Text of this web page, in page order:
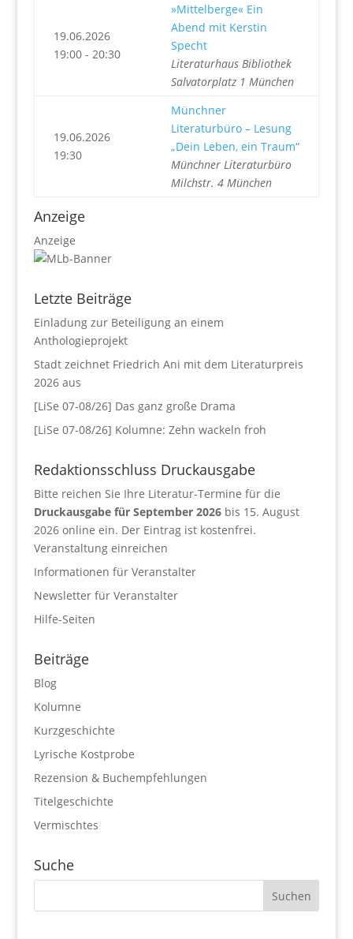
19.06.2026
19:00 - 20:30
»Mittelberge« Ein
Abend mit Kerstin
Specht
Literaturhaus Bibliothek
Salvatorplatz 1 München
19.06.2026
19:30
Münchner
Literaturbüro – Lesung
„Dein Leben, ein Traum“
Münchner Literaturbüro
Milchstr. 4 München
Anzeige
Anzeige
Letzte Beiträge
Einladung zur Beteiligung an einem
Anthologieprojekt
Stadt zeichnet Friedrich Ani mit dem Literaturpreis
2026 aus
[LiSe 07-08/26] Das ganz große Drama
[LiSe 07-08/26] Kolumne: Zehn wackeln froh
Redaktionsschluss Druckausgabe
Bitte reichen Sie Ihre Literatur-Termine für die
Druckausgabe für September 2026bis 15. August
2026 online ein. Der Eintrag ist kostenfrei.
Veranstaltung einreichen
Informationen für Veranstalter
Newsletter für Veranstalter
Hilfe-Seiten
Beiträge
Blog
Kolumne
Kurzgeschichte
Lyrische Kostprobe
Rezension & Buchempfehlungen
Titelgeschichte
Vermischtes
Suche